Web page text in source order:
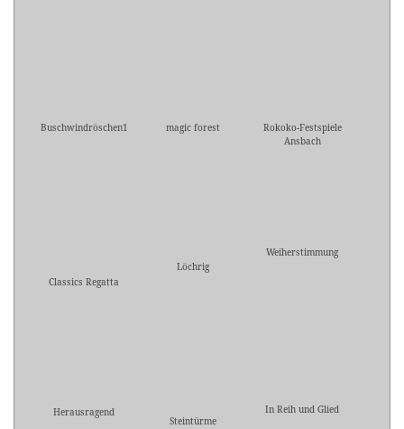
Buschwindröschen1 magic forest
Rokoko-Festspiele
Ansbach
Classics Regatta
Löchrig
Weiherstimmung
Herausragend
Steintürme
In Reih und Glied